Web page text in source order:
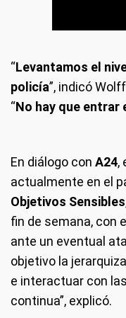
“Levantamos el
policía”, indicó
“No hay que entrar
En diálogo con A24,
actualmente en el
Objetivos Sensibles
fin de semana, con
ante un eventual
objetivo la
e interactuar con
continua”, explicó.